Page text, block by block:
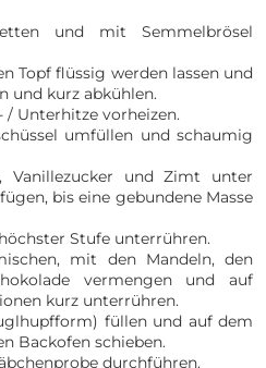
und mit Semmelbrösel
Topf flüssig werden lassen und
und kurz abkühlen.
/ Unterhitze vorheizen.
umfüllen und schaumig
Vanillezucker und Zimt unter
bis eine gebundene Masse
Stufe unterrühren.
mit den Mandeln, den
vermengen und auf
kurz unterrühren.
füllen und auf dem
Backofen schieben.
durchführen.